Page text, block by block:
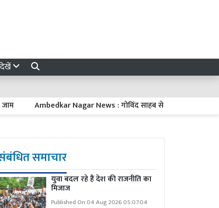
Ambedkar Nagar News : गोविंद साहब से CM योगी का विपक्ष पर
समाचार
युवा बदल रहे हैं देश की राजनीति का
मिजाज
Published On 04 Aug 2026 05:07:04